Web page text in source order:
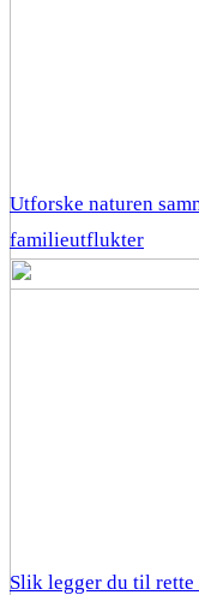
Utforske naturen
familieutflukter
Slik legger du til